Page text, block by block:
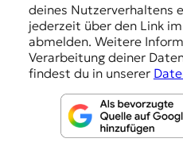
deines Nutzerverhaltens
jederzeit über den Link
abmelden. Weitere
Verarbeitung deiner
findest du in unserer